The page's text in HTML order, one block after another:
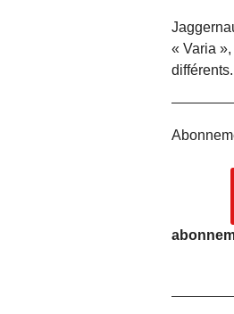
« Varia
différents.